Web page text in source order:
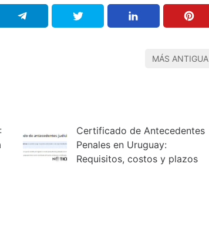
MÁS ANTIGUA
Certificado de Antecedentes
Penales en Uruguay:
Requisitos, costos y plazos